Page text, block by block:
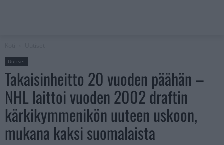
Uutiset
Takaisinheitto 20 vuoden päähän –
NHL laittoi vuoden 2002 draftin
kärkikymmenikön uuteen uskoon,
mukana kaksi suomalaista